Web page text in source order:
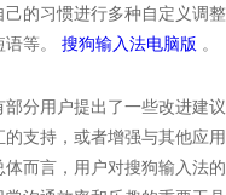
己的习惯进行多种自定义调
等。 搜狗输入法电脑版 。
部分用户提出了一些改进建
的支持，或者增强与其他应
体而言，用户对搜狗输入法